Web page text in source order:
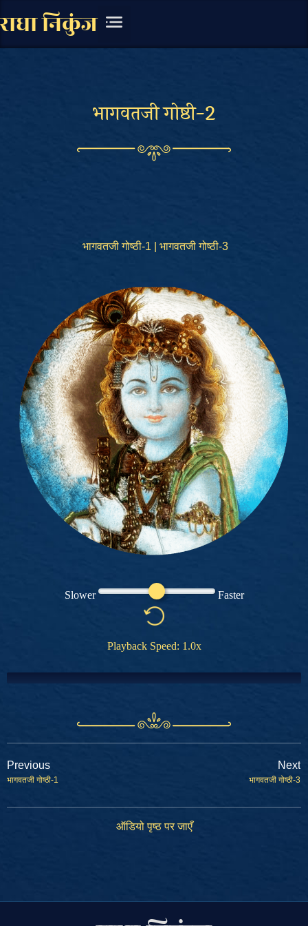
राधा निकुंज
भागवतजी गोष्ठी-2
भागवतजी गोष्ठी-1 भागवतजी गोष्ठी-3
Slower Faster
Playback Speed: 1.0x
Previous
भागवतजी गोष्ठी-1
Next
भागवतजी गोष्ठी-3
ऑडियो पृष्ठ पर जाएँ